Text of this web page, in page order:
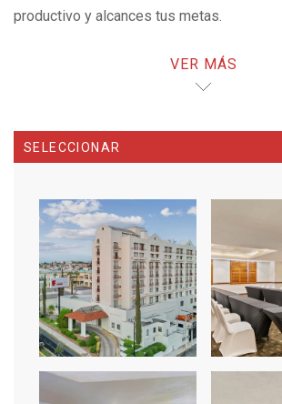
productivo y alcances tus metas.
¡LA MEJOR TARIFA AQUÍ!
OPENS IN A NEW
VER MÁS
SELECCIONAR